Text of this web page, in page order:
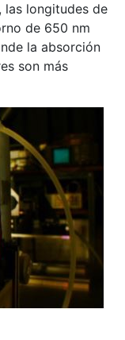
las longitudes de
de 650 nm
la absorción
son más